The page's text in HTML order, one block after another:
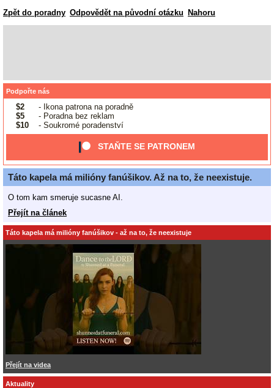
Zpět do poradny Odpovědět na původní otázku Nahoru
Podpořte nás
$2
- Ikona patrona na poradně
$5
- Poradna bez reklam
$10
- Soukromé poradenství
STAŇTE SE PATRONEM
Táto kapela má milióny fanúšikov. Až na to, že neexistuje.
O tom kam smeruje sucasne AI.
Přejít na článek
Táto kapela má milióny fanúšikov - až na to, že neexistuje
Přejít na videa
Aktuality